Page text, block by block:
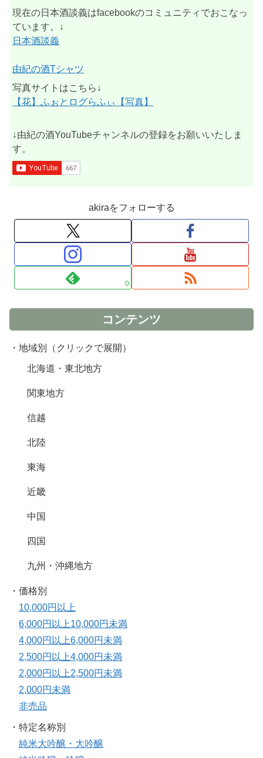
現在の日本酒談義はfacebookのコミュニティでおこなっ
ています。↓
日本酒談義
由紀の酒Tシャツ
写真サイトはこちら↓
【花】ふぉとログらふぃ【写真】
↓由紀の酒YouTubeチャンネルの登録をお願いいたしま
す。
akiraをフォローする
0
コンテンツ
・地域別（クリックで展開）
北海道・東北地方
関東地方
信越
北陸
東海
近畿
中国
四国
九州・沖縄地方
・価格別
10,000円以上
6,000円以上10,000円未満
4,000円以上6,000円未満
2,500円以上4,000円未満
2,000円以上2,500円未満
2,000円未満
非売品
・特定名称別
純米大吟醸・大吟醸